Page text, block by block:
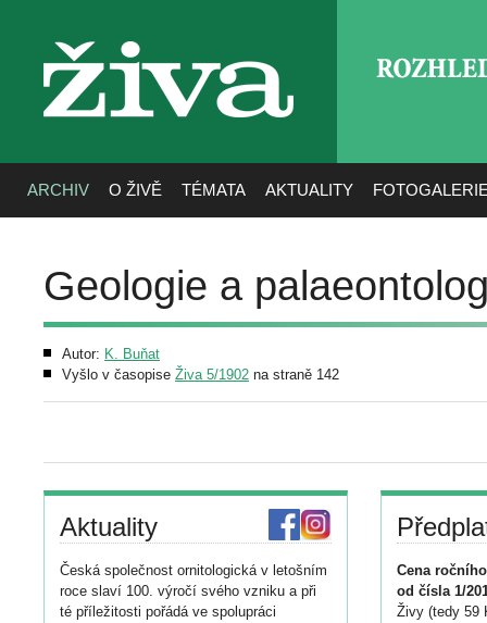
živa
ARCHIV O ŽIVĚ TÉMATA AKTUALITY
Geologie a
Autor: K. Buňat
Vyšlo v časopise Živa 5/1902 na straně 142
Aktuality
Česká společnost ornitologická v letošním
roce slaví 100. výročí svého vzniku a při
té příležitosti pořádá ve spolupráci
Cena
od čísla 1/
Živy (tedy 59